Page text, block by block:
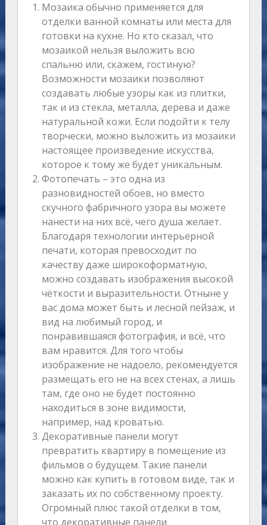
Мозаика обычно применяется для
отделки ванной комнаты или места для
готовки на кухне. Но кто сказал, что
мозаикой нельзя выложить всю
спальню или, скажем, гостиную?
Возможности мозаики позволяют
создавать любые узоры как из плитки,
так и из стекла, металла, дерева и даже
натуральной кожи. Если подойти к телу
творчески, можно выложить из мозаики
настоящее произведение искусства,
которое к тому же будет уникальным.
Фотопечать – это одна из
разновидностей обоев, но вместо
скучного фабричного узора вы можете
нанести на них всё, чего душа желает.
Благодаря технологии интерьерной
печати, которая превосходит по
качеству даже широкоформатную,
можно создавать изображения высокой
чёткости и выразительности. Отныне у
вас дома может быть и лесной пейзаж, и
вид на любимый город, и
понравившаяся фотография, и всё, что
вам нравится. Для того чтобы
изображение не надоело, рекомендуется
размещать его не на всех стенах, а лишь
там, где оно не будет постоянно
находиться в зоне видимости,
например, над кроватью.
Декоративные панели могут
превратить квартиру в помещение из
фильмов о будущем. Такие панели
можно как купить в готовом виде, так и
заказать их по собственному проекту.
Огромный плюс такой отделки в том,
что декоративные панели